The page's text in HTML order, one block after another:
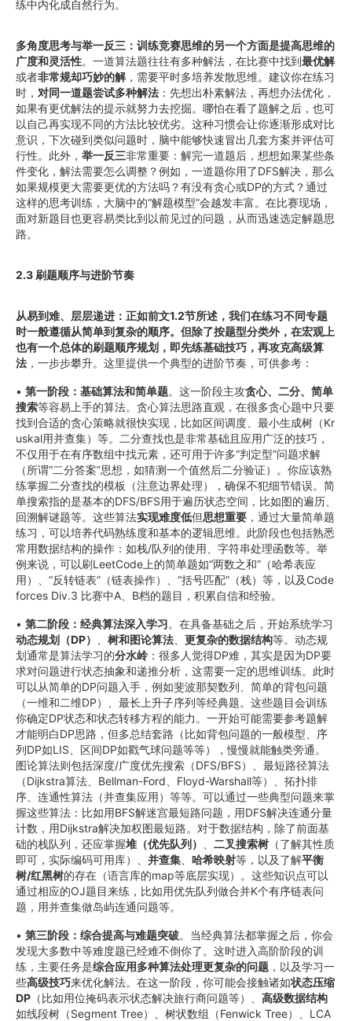
练中内化成自然行为。
多角度思考与举一反三：训练竞赛思维的另一个方面是提高思维的
广度和灵活性。一道算法题往往有多种解法，在比赛中找到最优解
或者非常规却巧妙的解，需要平时多培养发散思维。建议你在练习
时， 对同一道题尝试多种解法 ：先想出朴素解法，再想办法优化，
如果有更优解法的提示就努力去挖掘。哪怕在看了题解之后，也可
以自己再实现不同的方法比较优劣。这种习惯会让你逐渐形成对比
意识，下次碰到类似问题时，脑中能够快速冒出几套方案并评估可
行性。此外， 举一反三非常重要：解完一道题后，想想如果某些条
件变化，解法需要怎么调整？例如，一道题你用了DFS解决，那么
如果规模更大需要更优的方法吗？有没有贪心或DP的方式？通过
这样的思考训练，大脑中的“解题模型”会越发丰富。在比赛现场，
面对新题目也更容易类比到以前见过的问题，从而迅速选定解题思
路。
2.3 刷题顺序与进阶节奏
从易到难、层层递进：正如前文1.2节所述，我们在练习不同专题
时一般遵循从简单到复杂的顺序。但除了按题型分类外，在宏观上
也有一个总体的刷题顺序规划，即先练基础技巧，再攻克高级算
法 ，一步步攀升。这里提供一个典型的进阶节奏，可供参考：
• 第一阶段：基础算法和简单题。这一阶段主攻贪心、二分、简单
搜索等容易上手的算法。贪心算法思路直观，在很多贪心题中只要
找到合适的贪心策略就很快实现，比如区间调度、最小生成树（Kr
uskal用并查集）等。二分查找也是非常基础且应用广泛的技巧，
不仅用于在有序数组中找元素，还可用于许多“判定型”问题求解
（所谓“二分答案”思想，如猜测一个值然后二分验证）。你应该熟
练掌握二分查找的模板（注意边界处理），确保不犯细节错误。简
单搜索指的是基本的DFS/BFS用于遍历状态空间，比如图的遍历、
回溯解谜题等。这些算法实现难度低但思想重要 ，通过大量简单题
练习，可以培养代码熟练度和基本的逻辑思维。此阶段也包括熟悉
常用数据结构的操作：如栈/队列的使用、字符串处理函数等。举
例来说，可以刷LeetCode上的简单题如“两数之和”（哈希表应
用）、“反转链表”（链表操作）、“括号匹配”（栈）等，以及Code
forces Div.3 比赛中A、B档的题目，积累自信和经验。
• 第二阶段：经典算法深入学习。在具备基础之后，开始系统学习
动态规划（DP）
树和图论算法 更复杂的数据结构等。动态规
划通常是算法学习的分水岭：很多人觉得DP难，其实是因为DP要
求对问题进行状态抽象和递推分析，这需要一定的思维训练。此时
可以从简单的DP问题入手，例如斐波那契数列、简单的背包问题
（一维和二维DP）、最长上升子序列等经典题。这些题目会训练
你确定DP状态和状态转移方程的能力。一开始可能需要参考题解
才能明白DP思路，但多总结套路（比如背包问题的一般模型、序
列DP如LIS、区间DP如戳气球问题等等），慢慢就能触类旁通。
图论算法则包括深度/广度优先搜索（DFS/BFS）、最短路径算法
（Dijkstra算法、Bellman-Ford、Floyd-Warshall等）、拓扑排
序、连通性算法（并查集应用）等等。可以通过一些典型问题来掌
握这些算法：比如用BFS解迷宫最短路问题，用DFS解决连通分量
计数，用Dijkstra解决加权图最短路。对于数据结构，除了前面基
础的栈队列，还应掌握堆（优先队列） 二叉搜索树 （了解其性质
即可，实际编码可用库）、 并查集 哈希映射等，以及了解平衡
树/红黑树的存在（语言库的map等底层实现）。这些知识点可以
通过相应的OJ题目来练，比如用优先队列做合并K个有序链表问
题，用并查集做岛屿连通问题等。
• 第三阶段：综合提高与难题突破。当经典算法都掌握之后，你会
发现大多数中等难度题已经难不倒你了。这时进入高阶阶段的训
练，主要任务是综合应用多种算法处理更复杂的问题 ，以及学习一
些高级技巧来优化解法。在这一阶段，你可能会接触诸如状态压缩
DP （比如用位掩码表示状态解决旅行商问题等）、 高级数据结构
如线段树（Segment Tree）、树状数组（Fenwick Tree）、LCA